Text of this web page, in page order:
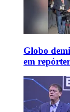
Globo
em